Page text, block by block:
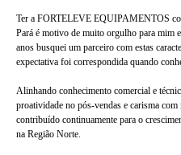
Ter a FORTELEVE EQUIPAMENTOS
Pará é motivo de muito orgulho para mim
anos busquei um parceiro com estas
expectativa foi correspondida quando
Alinhando conhecimento comercial e
proatividade no pós-vendas e carisma
contribuído continuamente para o
na Região Norte.